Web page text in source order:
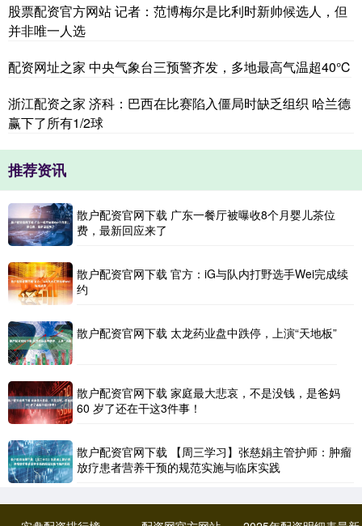
股票配资官方网站 记者：范博梅尔是比利时新帅候选人，但
并非唯一人选
配资网址之家 中央气象台三预警齐发，多地最高气温超40℃
浙江配资之家 济科：巴西在比赛陷入僵局时缺乏组织 哈兰德
赢下了所有1/2球
推荐资讯
散户配资官网下载 广东一餐厅被曝收8个月婴儿茶位
费，最新回应来了
散户配资官网下载 官方：iG与队内打野选手Wei完成续
约
散户配资官网下载 太龙药业盘中跌停，上演“天地板”
散户配资官网下载 家庭最大悲哀，不是没钱，是爸妈
60 岁了还在干这3件事！
散户配资官网下载 【周三学习】张慈娟主管护师：肿瘤
放疗患者营养干预的规范实施与临床实践